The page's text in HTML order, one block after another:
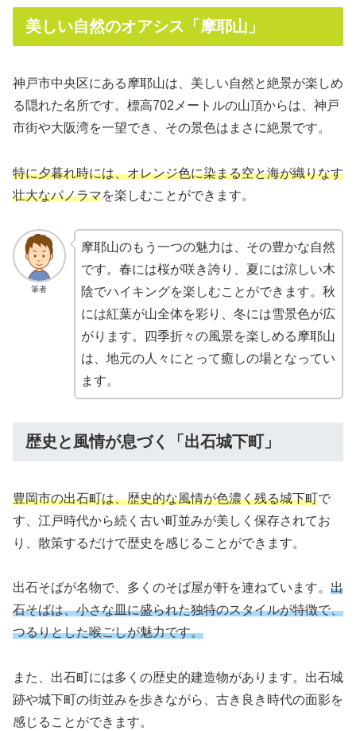
美しい自然のオアシス「摩耶山」
神戸市中央区にある摩耶山は、美しい自然と絶景が楽しめ
る隠れた名所です。標高702メートルの山頂からは、神戸
市街や大阪湾を一望でき、その景色はまさに絶景です。
特に夕暮れ時には、オレンジ色に染まる空と海が織りなす
壮大なパノラマを楽しむことができます。
筆者
摩耶山のもう一つの魅力は、その豊かな自然
です。春には桜が咲き誇り、夏には涼しい木
陰でハイキングを楽しむことができます。秋
には紅葉が山全体を彩り、冬には雪景色が広
がります。四季折々の風景を楽しめる摩耶山
は、地元の人々にとって癒しの場となってい
ます。
歴史と風情が息づく「出石城下町」
豊岡市の出石町は、歴史的な風情が色濃く残る城下町で
す、江戸時代から続く古い町並みが美しく保存されてお
り、散策するだけで歴史を感じることができます。
出石そばが名物で、多くのそば屋が軒を連ねています。 出
石そばは、小さな皿に盛られた独特のスタイルが特徴で、
つるりとした喉ごしが魅力です。
また、出石町には多くの歴史的建造物があります。出石城
跡や城下町の街並みを歩きながら、古き良き時代の面影を
感じることができます。